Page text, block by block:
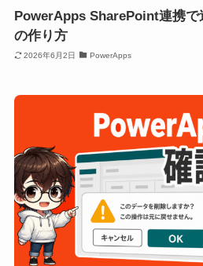
PowerApps SharePoint連携で
の作り方
2026年6月2日 PowerApps